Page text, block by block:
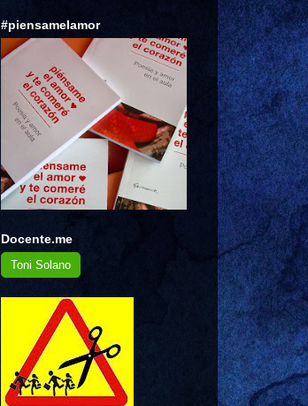
#piensamelamor
Docente.me
Toni Solano